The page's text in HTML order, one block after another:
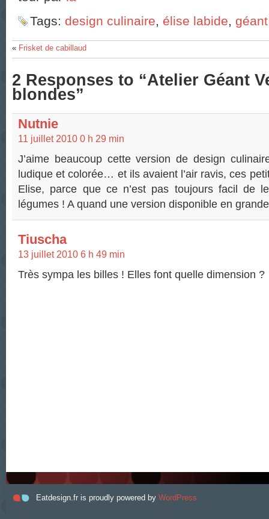
Tags: design culinaire, élise labide,
« Frisket de cabillaud
2 Responses to “Atelier Géant
blondes”
Nutnie
11 juillet 2010 0 h 29 min
J’aime beaucoup cette version de design
ludique et colorée… et ils avaient l’air ravis, ces
Elise, parce que ce n’est pas toujours facil de
légumes ! A quand une version disponible en
Tiuscha
13 juillet 2010 6 h 49 min
Très sympa les billes ! Elles font quelle dimension ?
Eatdesign.fr is proudly powered by WordPress